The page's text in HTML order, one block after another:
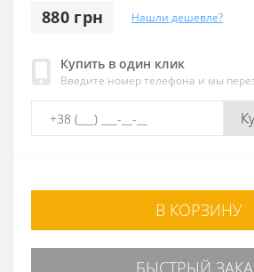
880 грн Нашли дешевле?
Купить в один клик
Введите номер телефона и мы
В КОРЗИНУ
БЫСТРЫЙ